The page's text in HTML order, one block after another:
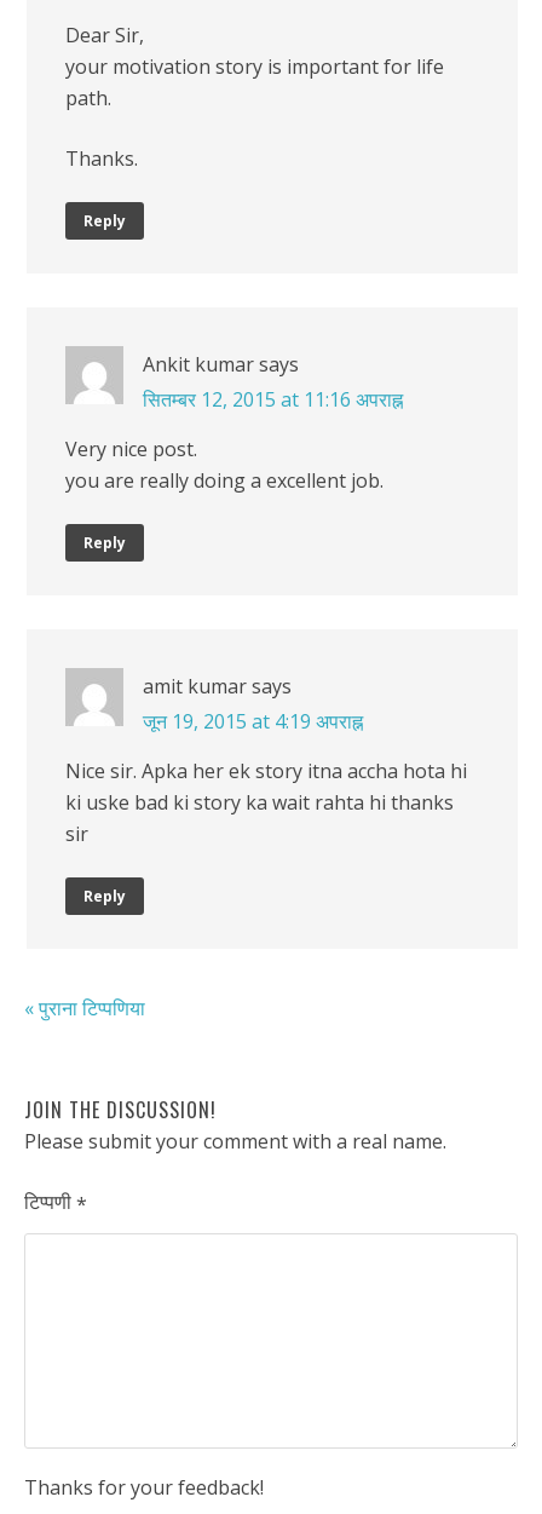
Dear Sir,
your motivation story is important for life
path.
Thanks.
Reply
Ankit kumarsays
सितम्बर 12, 2015 at 11:16 अपराह्न
Very nice post.
you are really doing a excellent job.
Reply
amit kumarsays
जून 19, 2015 at 4:19 अपराह्न
Nice sir. Apka her ek story itna accha hota hi
ki uske bad ki story ka wait rahta hi thanks
sir
Reply
« पुराना टिप्पणिया
JOIN THE DISCUSSION!
Please submit your comment with a real name.
टिप्पणी*
Thanks for your feedback!